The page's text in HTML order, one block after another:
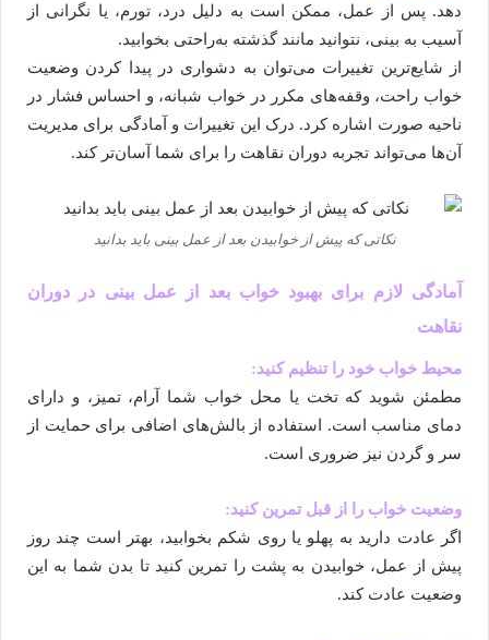
دهد. پس از عمل، ممکن است به دلیل درد، تورم، یا نگرانی از
آسیب به بینی، نتوانید مانند گذشته به‌راحتی بخوابید.
از شایع‌ترین تغییرات می‌توان به دشواری در پیدا کردن وضعیت
خواب راحت، وقفه‌های مکرر در خواب شبانه، و احساس فشار در
ناحیه صورت اشاره کرد. درک این تغییرات و آمادگی برای مدیریت
آن‌ها می‌تواند تجربه دوران نقاهت را برای شما آسان‌تر کند.
نکاتی که پیش از خوابیدن بعد از عمل بینی باید بدانید
آمادگی لازم برای بهبود خواب بعد از عمل بینی در دوران
نقاهت
محیط خواب خود را تنظیم کنید:
مطمئن شوید که تخت یا محل خواب شما آرام، تمیز، و دارای
دمای مناسب است. استفاده از بالش‌های اضافی برای حمایت از
سر و گردن نیز ضروری است.
وضعیت خواب را از قبل تمرین کنید:
اگر عادت دارید به پهلو یا روی شکم بخوابید، بهتر است چند روز
پیش از عمل، خوابیدن به پشت را تمرین کنید تا بدن شما به این
وضعیت عادت کند.